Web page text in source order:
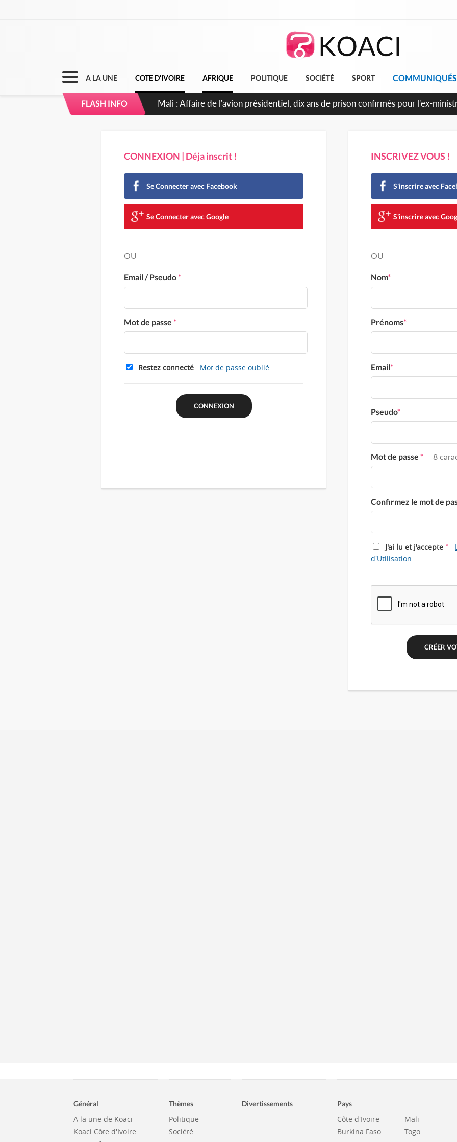
A LA UNE COTE D'IVOIRE AFRIQUE POLITIQUE SOCIÉTÉ SPORT COMMUNIQUÉS
FLASH INFO Nigeria : Le Togo et le Cameroun principaux acheteurs des produits de la
CONNEXION | Déja inscrit !
Se Connecter avec Facebook
Se Connecter avec Google
OU
Email / Pseudo*
Mot de passe *
Restez connecté Mot de passe oublié
INSCRIVEZ VOUS !
S'inscrire avec
S'inscrire avec
OU
Nom*
Prénoms*
Email*
Pseudo*
Mot de passe * 8
Confirmez le mot de
J'ai lu et j'accepte *
d'Utilisation
Général
A la une de Koaci
Koaci Côte d'Ivoire
Thèmes
Politique
Société
Divertissements Pays
Côte d'Ivoire
Burkina Faso
Mali
Togo